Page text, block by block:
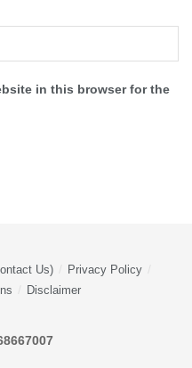
in this browser for the
Us)
Privacy Policy
Disclaimer